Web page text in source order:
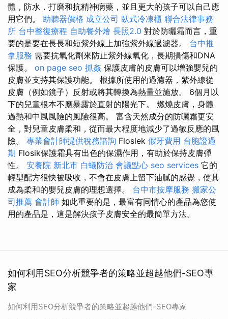
體，防水，打磨和抗精神病藥，並且更大的孩子可以自己應
用它們。 助聽器價格 成立公司 臥式冷凍櫃 聯合法律事務
所 台中整復療程 自助餐外燴 長照2.0 對於防曬霜而言，重
要的是要在長長和短紫外線上加強紫外線過濾器。 台中推
拿服務 需要抗氧化劑來防止紫外線氧化，長期損傷和DNA
保護。 on page seo 抓姦 保護皮膚的皮膚可以增強嬰兒的
皮膚並支持其保護功能。 根據所使用的過濾器，紫外線從
皮膚（例如鏡子）反射或將其轉換為熱量並施放。 6個月以
下的兒童根本不應暴露於直射的陽光下。 燃燒皮膚，身體
過熱和中風風險的風險很高。 富含天然成分的防曬霜更安
全，對兒童皮膚柔和，從而最大程度地減少了過敏反應的風
險。 專業會計師提供稅務諮詢 Floslek 假牙費用 台胞證過
期 Flosik保護霜具有出色的保濕作用，有助於保持皮膚彈
性。 安養院 新北市 白蟻防治 會議點心 seo services 它的
輕型配方很快被吸收，不會在皮膚上留下油膩的感覺，使其
成為柔和的嬰兒皮膚的理想選擇。 台中市按摩服務 搬家公
司推薦 會計師 如此重要的是，最富有同情心的產品為您使
用的產品是，這是解決孩子皮膚安全的最簡單方法。
如何利用SEO分析競爭者的策略並超越他們-SEO專
家
如何利用SEO分析競爭者的策略並超越他們-SEO專家